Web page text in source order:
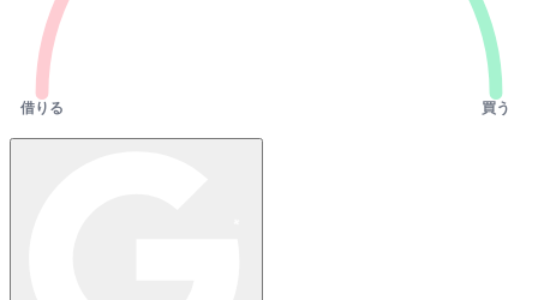
借りる 買う